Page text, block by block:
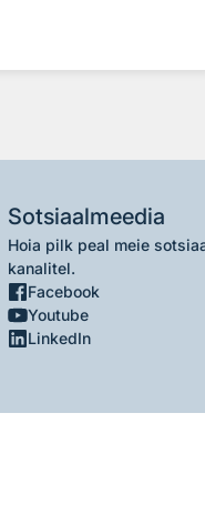
Sotsiaalmeedia
Hoia pilk peal meie
kanalitel.
Facebook
Youtube
LinkedIn